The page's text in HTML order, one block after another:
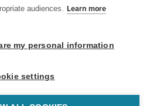
byWordPress. Built bySlipFire Web Development
audiences. Learn more
my personal information
settings